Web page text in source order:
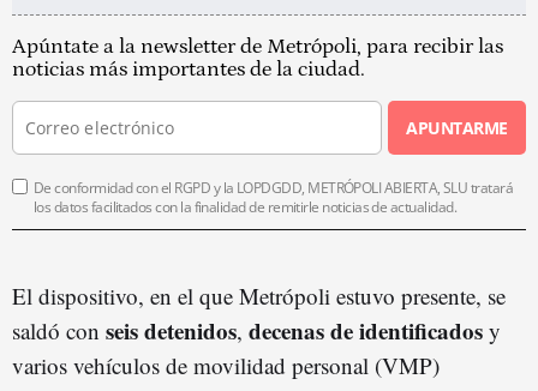
Apúntate a la newsletter de Metrópoli, para recibir las
noticias más importantes de la ciudad.
APUNTARME
De conformidad con el RGPD y la LOPDGDD, METRÓPOLI ABIERTA, SLU tratará
los datos facilitados con la finalidad de remitirle noticias de actualidad.
El dispositivo, en el que Metrópoli estuvo presente, se
saldó con seis detenidos, decenas de identificados y
varios vehículos de movilidad personal (VMP)